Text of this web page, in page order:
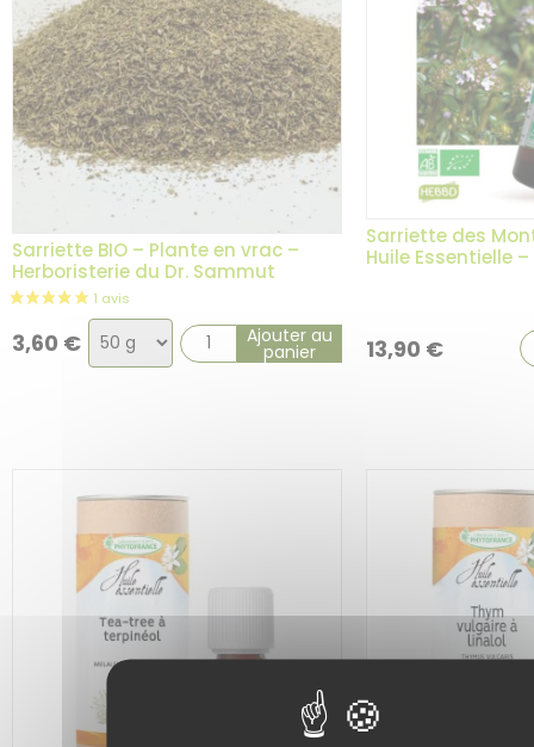
3 avis
Sarriette BIO – Plante en vrac –
Herboristerie du Dr. Sammut
3,60 €
Choix
de
Ajouter au
panier
Sarriette des
Huile Essentielle –
13,90 €